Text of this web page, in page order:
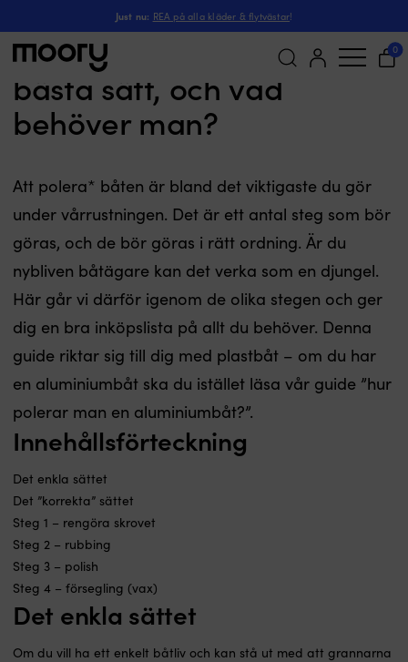
Just nu: REA på alla kläder & flytvästar!
Sök
efter:
0
Hur polerar man båten på
bästa sätt, och vad
behöver man?
Att polera* båten är bland det viktigaste du gör
under vårrustningen. Det är ett antal steg som bör
göras, och de bör göras i rätt ordning. Är du
nybliven båtägare kan det verka som en djungel.
Här går vi därför igenom de olika stegen och ger
dig en bra inköpslista på allt du behöver. Denna
guide riktar sig till dig med plastbåt – om du har
en aluminiumbåt ska du istället läsa vår guide ”hur
polerar man en aluminiumbåt?”.
Innehållsförteckning
Det enkla sättet
Det ”korrekta” sättet
Steg 1 – rengöra skrovet
Steg 2 – rubbing
Steg 3 – polish
Steg 4 – försegling (vax)
Det enkla sättet
Om du vill ha ett enkelt båtliv och kan stå ut med att grannarna